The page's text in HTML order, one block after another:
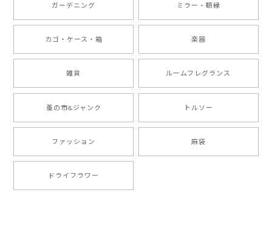
ガーデニング ミラー・額縁
カゴ・ケース・箱 楽器
雑貨 ルームフレグランス
蚤の市&ジャンク トルソー
ファッション 麻袋
ドライフラワー